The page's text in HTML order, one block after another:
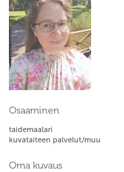
Osaaminen
taidemaalari
kuvataiteen palvelut/muu
Oma kuvaus